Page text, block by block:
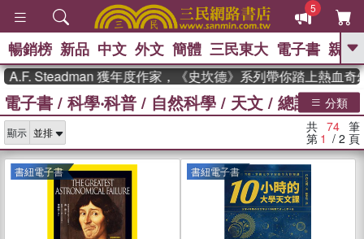
5
GO
熱搜： 東野圭吾 、 高希均教授回憶錄
、 The Odyssey 、 父親節 、 如果歷
國際布克
獎 臺灣漫遊錄 、 方念華 、 台灣的李
登輝時代 、 數學女孩：黎曼猜想
偉大的迷走神經
暢銷榜 新品 中文 外文 簡體 三民東大 電子書 親子
獲年度作家，《史坎德》系列帶你踏上熱血奇幻旅程
電子書 / 科學‧科普 / 自然科學 / 天文 / 總論 分類
顯示 共 74 筆
第 1 / 2 頁
書紐電子書 書紐電子書